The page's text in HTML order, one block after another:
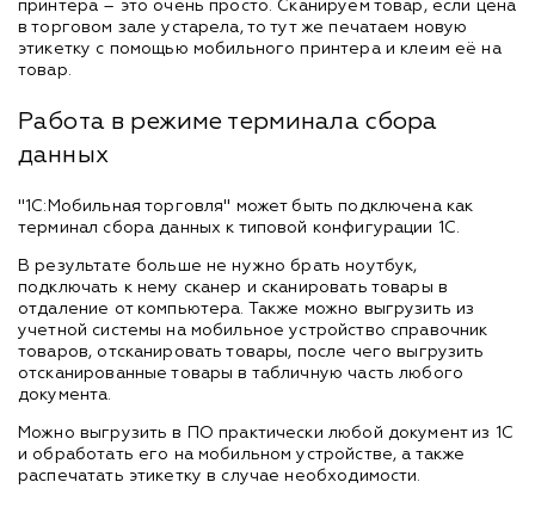
принтера – это очень просто. Сканируем товар, если цена
в торговом зале устарела, то тут же печатаем новую
этикетку с помощью мобильного принтера и клеим её на
товар.
Работа в режиме терминала сбора
данных
"1С:Мобильная торговля" может быть подключена как
терминал сбора данных к типовой конфигурации 1С.
В результате больше не нужно брать ноутбук,
подключать к нему сканер и сканировать товары в
отдаление от компьютера. Также можно выгрузить из
учетной системы на мобильное устройство справочник
товаров, отсканировать товары, после чего выгрузить
отсканированные товары в табличную часть любого
документа.
Можно выгрузить в ПО практически любой документ из 1С
и обработать его на мобильном устройстве, а также
распечатать этикетку в случае необходимости.